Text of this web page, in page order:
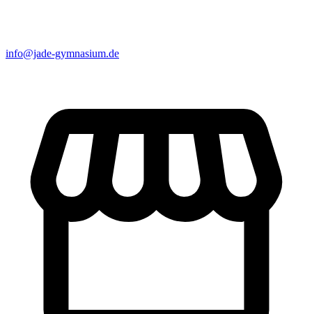
info@jade-gymnasium.de